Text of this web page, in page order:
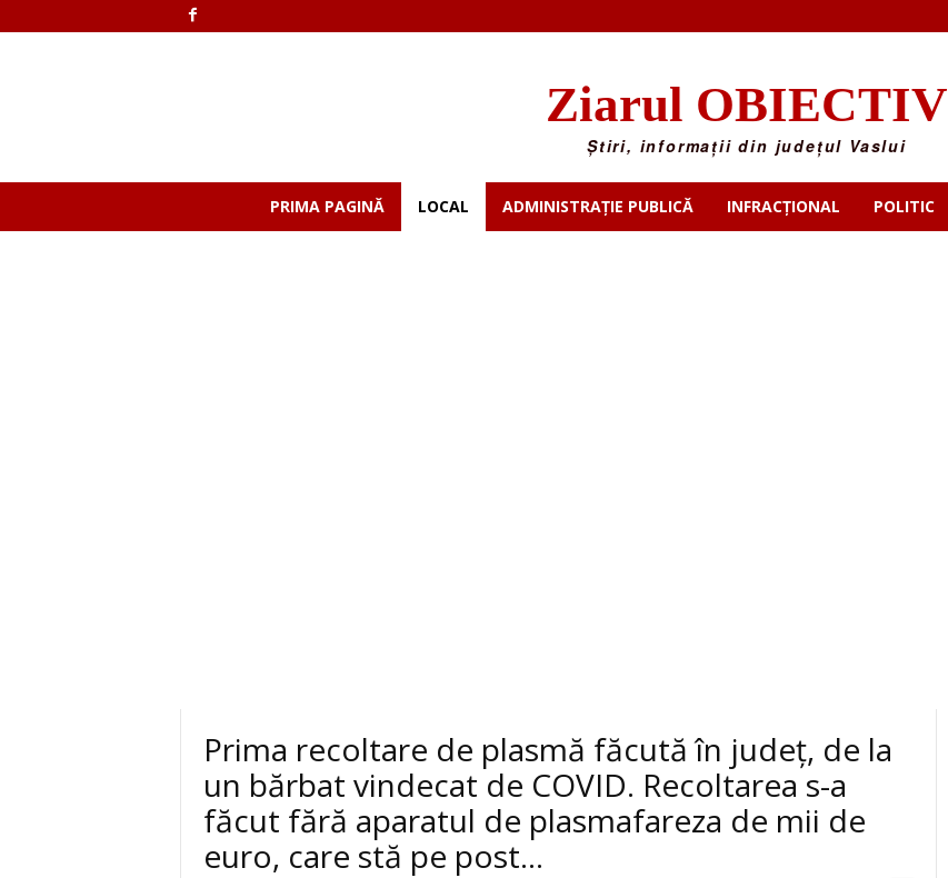
Ziarul OBIECTIV
Știri, informații din județul Vaslui
PRIMA PAGINĂ LOCAL ADMINISTRAȚIE PUBLICĂ INFRACȚIONAL POLITIC
Prima recoltare de plasmă făcută în județ, de la
un bărbat vindecat de COVID. Recoltarea s-a
făcut fără aparatul de plasmafareza de mii de
euro, care stă pe post...